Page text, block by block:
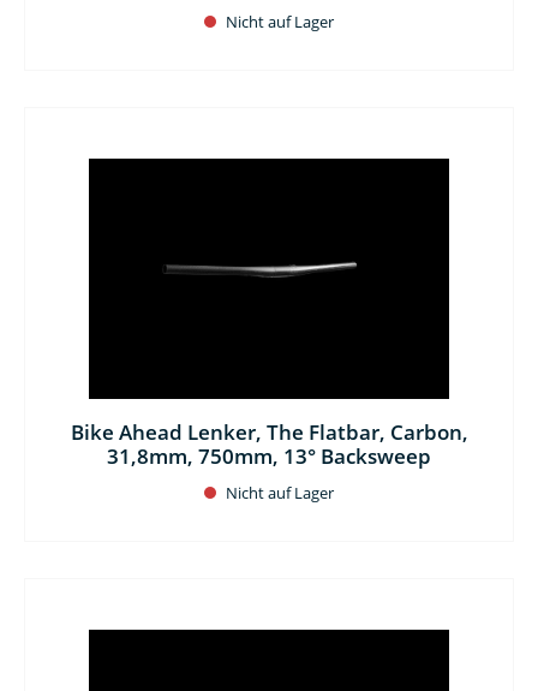
Nicht auf Lager
Bike Ahead Lenker, The Flatbar, Carbon,
31,8mm, 750mm, 13° Backsweep
Nicht auf Lager